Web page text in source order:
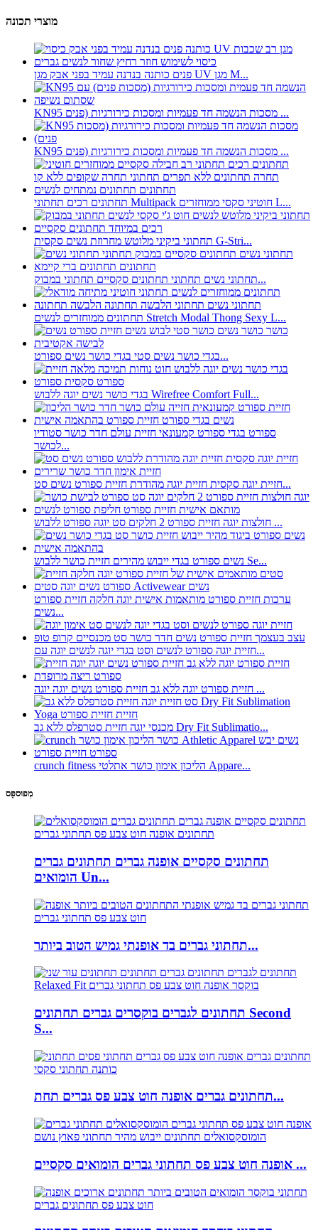
מוצרי תכונה
פנים כותנה בנדנה עמיד בפני אבק מגן UV מגן M...
KN95 מסכות הנשמה חד פעמיות ומסכות כירורגיות (פנים ...
KN95 מסכות הנשמה חד פעמיות ומסכות כירורגיות (פנים ...
תחתונים רכים תחתוני Multipack חוטיני סקסי ממוחזרים L...
תחתוני ביקיני מלוטש מחרוזת נשים סקסית G-Stri...
תחתוני נשים תחתוני תחתונים סקסיים תחתוני במבוק...
תחתונים ממוחזרים לנשים Stretch Modal Thong Sexy L...
בגדי כושר נשים סטי בגדי כושר נשים ספורט...
בגדי כושר נשים יוגה ללבוש Wirefree Comfort Full...
ספורט בגדי ספורט קמעונאי חזיית עולם חדר כושר סטודיו
לכושר...
חזיית יוגה סקסית חזיית יוגה מהודרת חזיית ספורט נשים סט...
חולצות יוגה חזיית ספורט 2 חלקים סט יוגה ספורט ללבוש ...
נשים ספורט בגדי ייבוש מהירים חזיית כושר ללבוש Se...
ערכות חזיית ספורט מותאמות אישית יוגה חלקה חזיית ספורט
נשים...
חזיית יוגה ספורט לנשים וסט בגדי יוגה לנשים יוגה עם...
חזיית ספורט יוגה ללא גב חזיית ספורט נשים יוגה יוגה ...
מכנסי יוגה חזיית סטרפלס ללא גב Dry Fit Sublimatio...
crunch fitness הליכון אימון כושר אתלטי Appare...
מְפוּספָּס
תחתונים סקסיים אופנה גברים תחתונים גברים
הומואים Un...
תחתוני גברים בד אופנתי גמיש הטוב ביותר...
תחתונים לגברים בוקסרים גברים תחתונים Second
S...
תחתונים גברים אופנה חוט צבע פס גברים תחת...
אופנה חוט צבע פס תחתוני גברים הומואים סקסיים ...